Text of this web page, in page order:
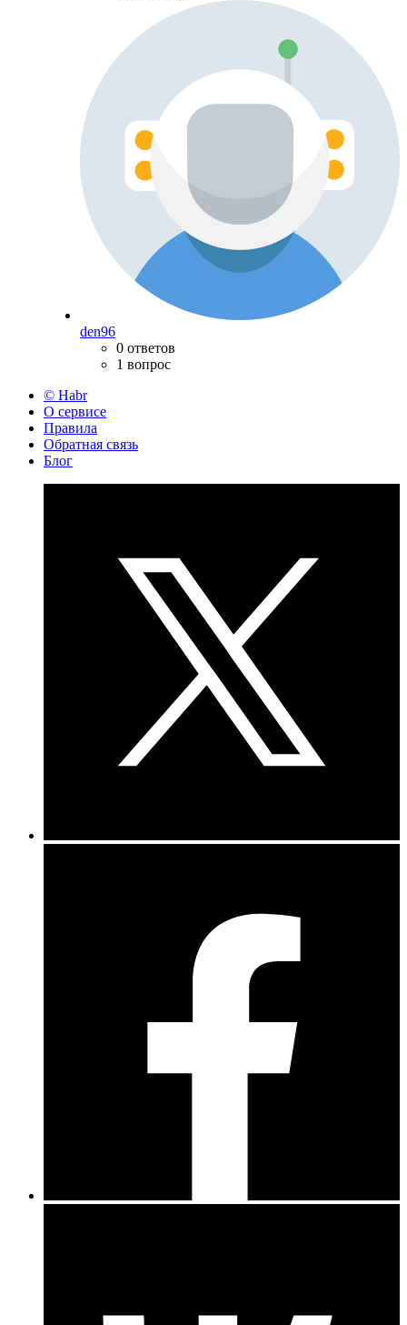
den96
0 ответов
1 вопрос
© Habr
О сервисе
Правила
Обратная связь
Блог